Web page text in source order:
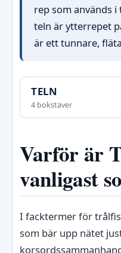
rep som används
teln är ytterrepet
är ett tunnare,
TELN
4 bokstäver
Varför är
vanligast
I facktermer för
som bär upp nätet